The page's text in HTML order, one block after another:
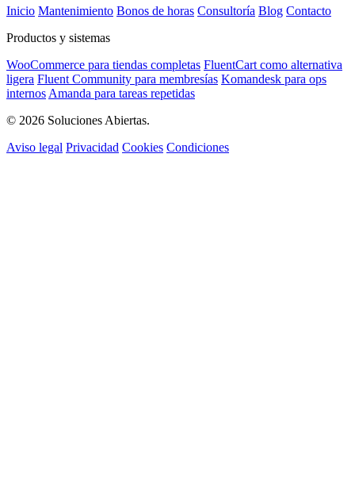
Inicio Mantenimiento Bonos de horas Consultoría Blog Contacto
Productos y sistemas
WooCommerce para tiendas completas FluentCart como alternativa
ligera Fluent Community para membresías Komandesk para ops
internos Amanda para tareas repetidas
© 2026 Soluciones Abiertas.
Aviso legal Privacidad Cookies Condiciones